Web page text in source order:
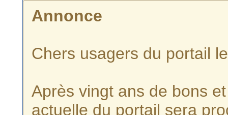
Annonce
Chers usagers du portail
Après vingt ans de bons
actuelle du portail sera